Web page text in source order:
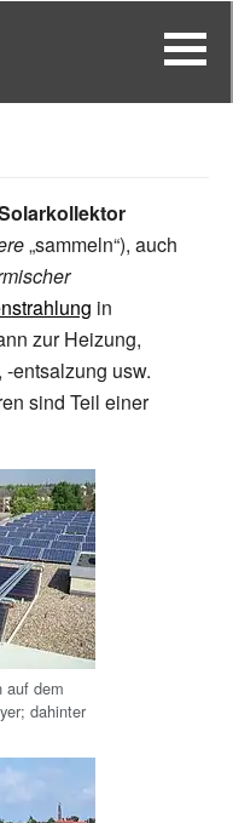
„sammeln“), auch
in
zur Heizung,
entsalzung usw.
sind Teil einer
auf dem
dahinter